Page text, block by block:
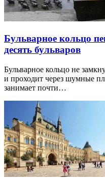
Бульварное кольцо
десять бульваров
Бульварное кольцо не
и проходит через шумные
занимает почти…